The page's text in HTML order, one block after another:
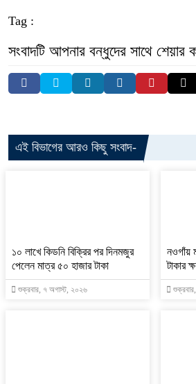
Tag :
সংবাদটি আপনার বন্ধুদের সাথে
এই বিভাগের আরও কিছু সংবাদ-
১০ লাখে কিডনি বিক্রির পর দিনমজুর
পেলেন মাত্র ৫০ হাজার টাকা
শুক্রবার, ৭ অগাস্ট, ২০২৬
নওগাঁয়
টাকার